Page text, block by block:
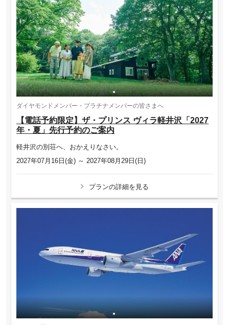
ダイヤモンドメンバー・プラチナメンバーの皆さまへ
【電話予約限定】ザ・プリンス ヴィラ軽井沢「2027
年・夏」先行予約のご案内
軽井沢の別荘へ、おかえりなさい。
2027年07月16日(金) ～ 2027年08月29日(日)
プランの詳細を見る